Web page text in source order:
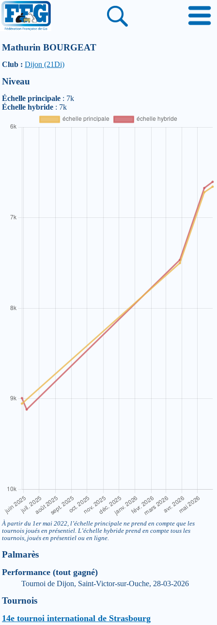
Mathurin BOURGEAT
Club : Dijon (21Di)
Niveau
Échelle principale : 7k
Échelle hybride : 7k
À partir du 1er mai 2022, l’échelle principale ne prend en compte que les
tournois joués en présentiel. L’échelle hybride prend en compte tous les
tournois, joués en présentiel ou en ligne.
Palmarès
Performance (tout gagné)
Tournoi de Dijon, Saint-Victor-sur-Ouche, 28-03-2026
Tournois
14e tournoi international de Strasbourg